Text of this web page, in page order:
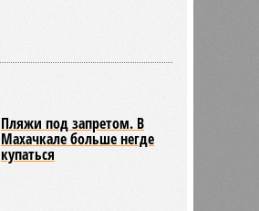
Пляжи под запретом. В
Махачкале больше негде
купаться